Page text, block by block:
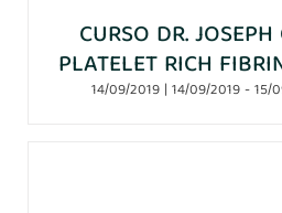
CURSO DR.
PLATELET RICH
14/09/2019 | 14/09/2019-15/